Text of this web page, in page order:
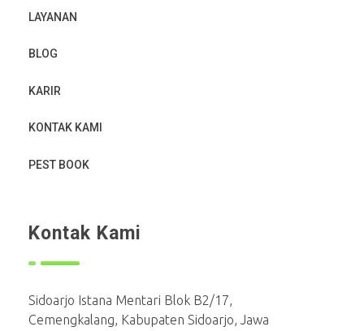
LAYANAN
BLOG
KARIR
KONTAK KAMI
PEST BOOK
Kontak Kami
Sidoarjo Istana Mentari Blok B2/17,
Cemengkalang, Kabupaten Sidoarjo, Jawa